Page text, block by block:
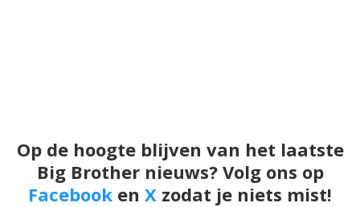
Op de hoogte blijven van het laatste
Big Brother nieuws? Volg ons op
Facebook en X zodat je niets mist!